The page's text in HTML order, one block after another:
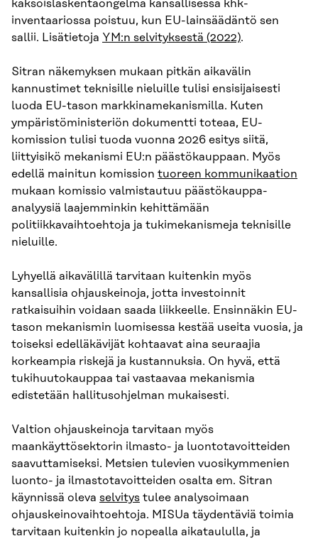
kaksoislaskentaongelma kansallisessa khk-
inventaariossa poistuu, kun EU-lainsäädäntö sen
sallii. Lisätietoja YM:n selvityksestä (2022).
Sitran näkemyksen mukaan pitkän aikavälin
kannustimet teknisille nieluille tulisi ensisijaisesti
luoda EU-tason markkinamekanismilla. Kuten
ympäristöministeriön dokumentti toteaa, EU-
komission tulisi tuoda vuonna 2026 esitys siitä,
liittyisikö mekanismi EU:n päästökauppaan. Myös
edellä mainitun komission tuoreen kommunikaation
mukaan komissio valmistautuu päästökauppa-
analyysiä laajemminkin kehittämään
politiikkavaihtoehtoja ja tukimekanismeja teknisille
nieluille.
Lyhyellä aikavälillä tarvitaan kuitenkin myös
kansallisia ohjauskeinoja, jotta investoinnit
ratkaisuihin voidaan saada liikkeelle. Ensinnäkin EU-
tason mekanismin luomisessa kestää useita vuosia, ja
toiseksi edelläkävijät kohtaavat aina seuraajia
korkeampia riskejä ja kustannuksia. On hyvä, että
tukihuutokauppaa tai vastaavaa mekanismia
edistetään hallitusohjelman mukaisesti.
Valtion ohjauskeinoja tarvitaan myös
maankäyttösektorin ilmasto- ja luontotavoitteiden
saavuttamiseksi. Metsien tulevien vuosikymmenien
luonto- ja ilmastotavoitteiden osalta em. Sitran
käynnissä oleva selvitys tulee analysoimaan
ohjauskeinovaihtoehtoja. MISUa täydentäviä toimia
tarvitaan kuitenkin jo nopealla aikataululla, ja